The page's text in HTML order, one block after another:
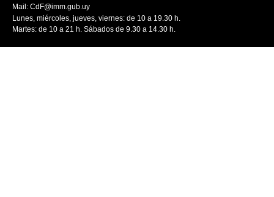
Mail: CdF@imm.gub.uy
Lunes, miércoles, jueves, viernes: de 10 a 19.30 h.
Martes: de 10 a 21 h. Sábados de 9.30 a 14.30 h.